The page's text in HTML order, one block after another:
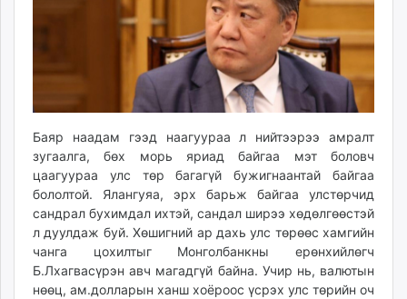
zarig.mn
zuv.mn
mminfo.mn
ugluu.mn
urlag.mn
unen.mn
asu.mn
shudarga.mn
Баяр наадам гээд наагуураа л нийтээрээ амралт
зугаалга, бөх морь яриад байгаа мэт боловч
цаагуураа улс төр багагүй бужигнаантай байгаа
бололтой. Ялангуяа, эрх барьж байгаа улстөрчид
сандрал бухимдал ихтэй, сандал ширээ хөдөлгөөстэй
л дуулдаж буй. Хөшигний ар дахь улс төрөөс хамгийн
чанга цохилтыг Монголбанкны ерөнхийлөгч
Б.Лхагвасүрэн авч магадгүй байна. Учир нь, валютын
нөөц, ам.долларын ханш хоёроос үсрэх улс төрийн оч